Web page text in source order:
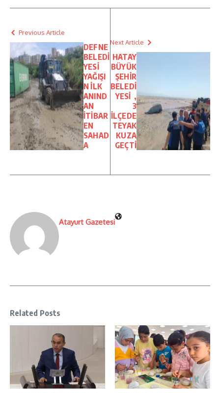
Previous Article
DEFNE
BELEDİ
YESİ
YAĞIŞI
N İLK
ANIND
AN
İTİBAR
EN
SAHAD
A
Next Article
HATAY
BÜYÜK
ŞEHİR
BELEDİ
YESİ ,
3
İLÇEDE
TEYAK
KUZA
GEÇTİ
Atayurt Gazetesi
Related Posts